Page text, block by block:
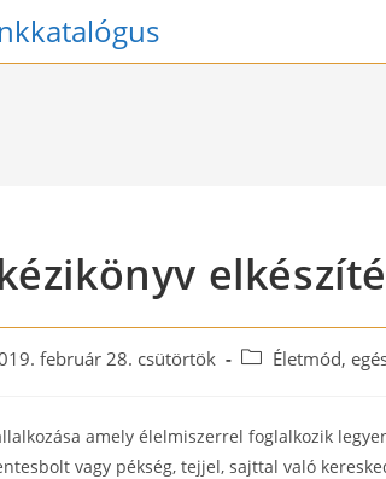
február 28. csütörtök
Post Életmód,
amely élelmiszerrel foglalkozik
vagy pékség, tejjel, sajttal való